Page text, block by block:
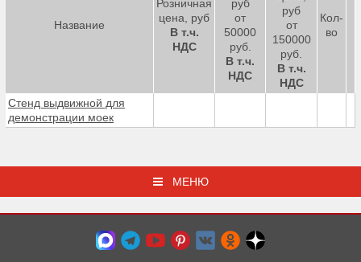
Название
Розничная
цена, руб
В т.ч.
НДС
руб
от
50000
руб.
В т.ч.
НДС
руб
от
150000
руб.
В т.ч.
НДС
Кол-
во
Стенд выдвижной для
демонстрации моек
МЕНЮ